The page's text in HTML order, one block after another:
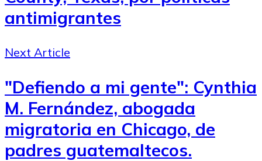
antimigrantes
Next Article
"Defiendo a mi gente": Cynthia
M. Fernández, abogada
migratoria en Chicago, de
padres guatemaltecos.